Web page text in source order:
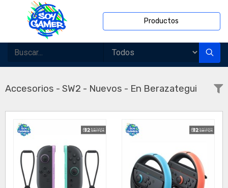
Productos
Accesorios - SW2 - Nuevos - En Berazategui